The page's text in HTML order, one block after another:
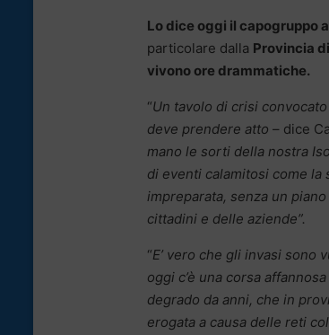
Lo dice oggi il capogruppo
particolare dalla Provincia
vivono ore drammatiche.
“Un tavolo di crisi
deve prendere atto – dice
mano le sorti della nostra
di eventi calamitosi come
impreparata, senza un
cittadini e delle aziende”.
“E’ vero che gli invasi sono
oggi c’è una corsa
degrado da anni, che in
erogata a causa delle reti